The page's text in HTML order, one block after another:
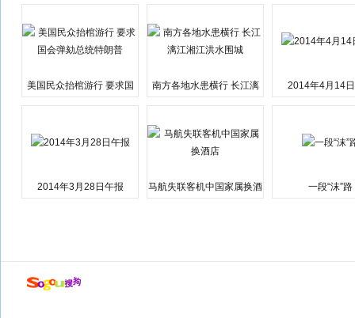
美国民众抬棺游行 要求国
南方各地水患横行 长江漓
2014年4月14
2014年3月28日午报
马航失联客机中国家属换酒
一段“沫”路